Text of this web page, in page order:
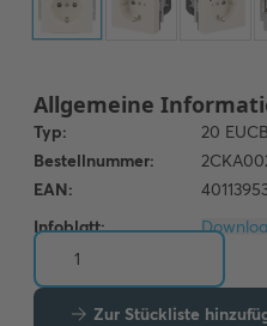
Infoblatt:
Zur Stückliste